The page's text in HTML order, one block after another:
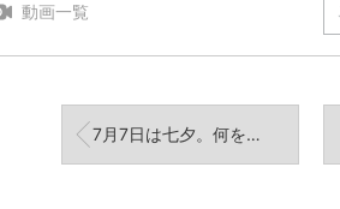
動画一覧
7月7日は七夕。何をお願いしましょうか？